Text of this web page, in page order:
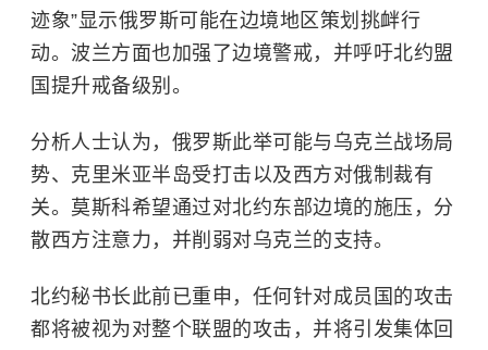
迹象”显示俄罗斯可能在边境地区策划挑衅行
动。波兰方面也加强了边境警戒，并呼吁北约盟
国提升戒备级别。
分析人士认为，俄罗斯此举可能与乌克兰战场局
势、 克里米亚半岛受打击以及西方对俄制裁有
关。莫斯科希望通过对北约东部边境的施压，分
散西方注意力，并削弱对乌克兰的支持。
北约秘书长此前已重申，任何针对成员国的攻击
都将被视为对整个联盟的攻击，并将引发集体回